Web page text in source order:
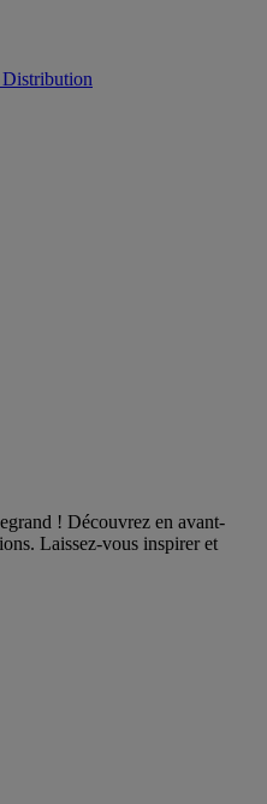
Distribution
! Découvrez en avant-
Laissez-vous inspirer et